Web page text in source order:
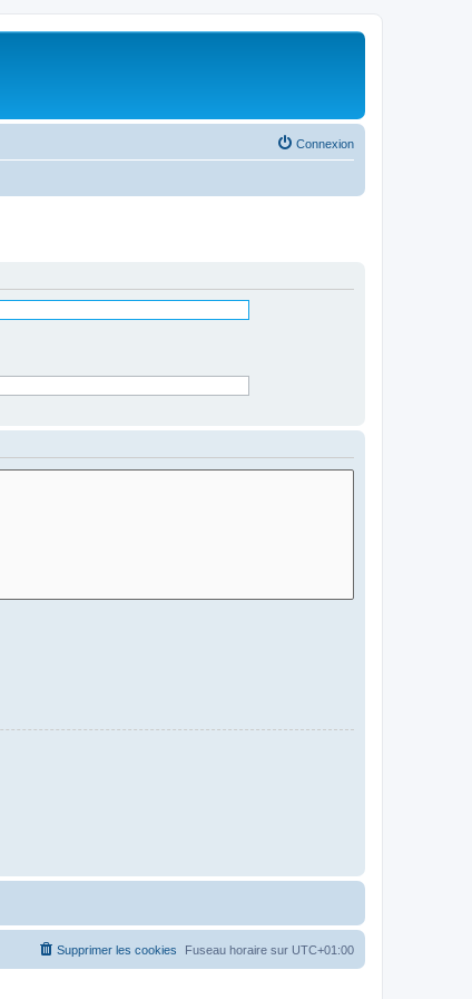
Connexion
Fuseau horaire sur UTC+01:00
Supprimer les cookies